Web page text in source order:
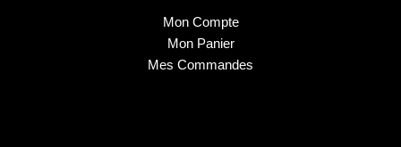
Mon Compte
Mon Panier
Mes Commandes